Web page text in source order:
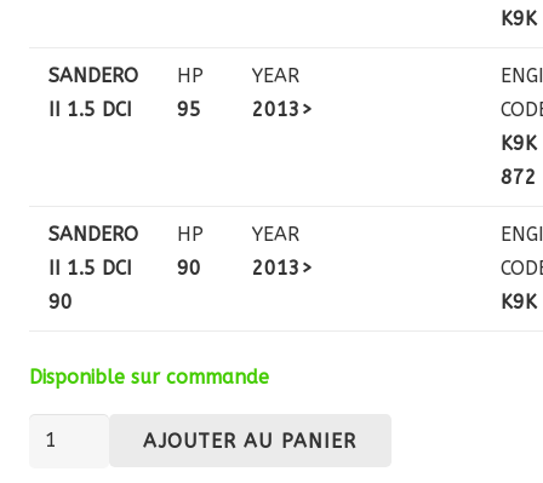
K9K
SANDERO
II 1.5 DCI
HP
95
YEAR
2013>
K9K
872
SANDERO
II 1.5 DCI
90
HP
90
YEAR
2013>
K9K
Disponible sur commande
quantité
AJOUTER AU PANIER